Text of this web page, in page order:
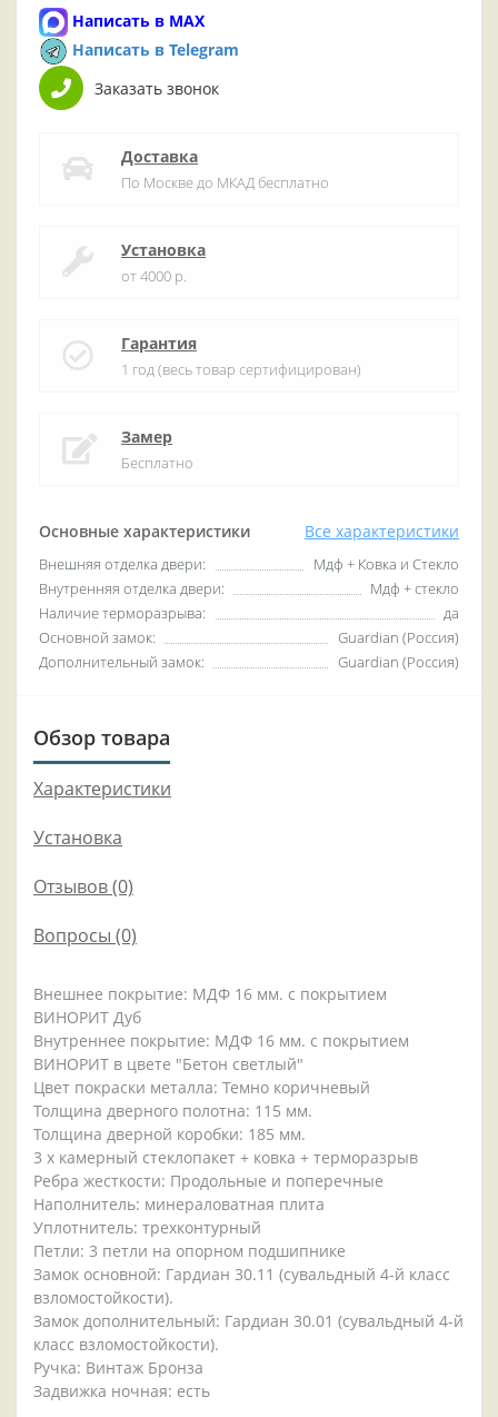
Основные характеристики Все характеристики
Внешняя отделка двери:
Мдф + Ковка и Стекло
Внутренняя отделка двери:
Мдф + стекло
Наличие терморазрыва:
да
Основной замок:
Guardian (Россия)
Дополнительный замок:
Guardian (Россия)
Написать в MAX
Написать в Telegram
Заказать звонок
Доставка
По Москве до МКАД бесплатно
Установка
от 4000 р.
Гарантия
1 год (весь товар сертифицирован)
Замер
Бесплатно
Обзор товара
Характеристики
Установка
Отзывов (0)
Вопросы (0)
Внешнее покрытие: МДФ 16 мм. с покрытием
ВИНОРИТ Дуб
Внутреннее покрытие: МДФ 16 мм. с покрытием
ВИНОРИТ в цвете "Бетон светлый"
Цвет покраски металла: Темно коричневый
Толщина дверного полотна: 115 мм.
Толщина дверной коробки: 185 мм.
3 х камерный стеклопакет + ковка + терморазрыв
Ребра жесткости: Продольные и поперечные
Наполнитель: минераловатная плита
Уплотнитель: трехконтурный
Петли: 3 петли на опорном подшипнике
Замок основной: Гардиан 30.11 (сувальдный 4-й класс
взломостойкости).
Замок дополнительный: Гардиан 30.01 (сувальдный 4-й
класс взломостойкости).
Ручка: Винтаж Бронза
Задвижка ночная: есть